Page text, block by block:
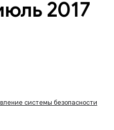
2017
системы безопасности